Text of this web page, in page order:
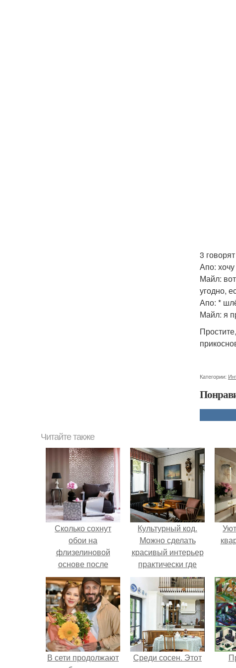
3
Апо:
Майл:
угодно,
Апо: *
Майл: я
Категории:
Читайте также
Сколько сохнут
обои на
флизелиновой
основе после
поклейки. Когда
высохнет клей?
Культурный код.
Можно сделать
красивый интерьер
практически где
угодно.
В сети продолжают
Среди сосен. Этот